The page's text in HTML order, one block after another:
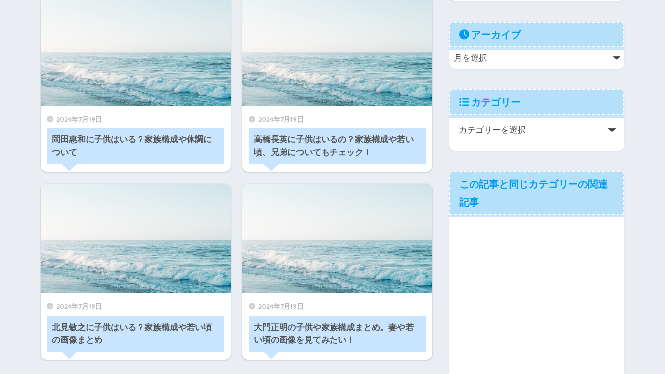
2024年7月19日
岡田惠和に子供はいる？家族構成や体調に
ついて
2024年7月19日
高橋長英に子供はいるの？家族構成や若い
頃、兄弟についてもチェック！
2024年7月19日
北見敏之に子供はいる？家族構成や若い頃
の画像まとめ
2024年7月19日
大門正明の子供や家族構成まとめ。妻や若
い頃の画像を見てみたい！
アーカイブ
カテゴリー
この記事と同じカテゴリーの関連
記事